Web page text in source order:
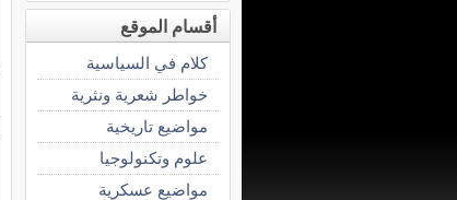
أقسام الموقع
كلام في السياسية
خواطر شعرية ونثرية
مواضيع تاريخية
علوم وتكنولوجيا
مواضيع عسكرية